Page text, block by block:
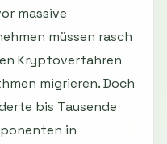
massive
müssen rasch
Kryptoverfahren
migrieren. Doch
bis Tausende
in